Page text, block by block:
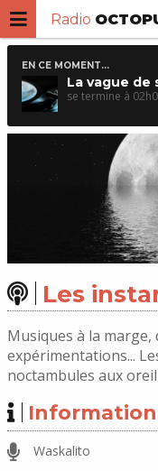
Radio
EN CE MOMENT...
La vague de
Les
Musiques à la
expérimentations...
noctambules aux
Waskalito